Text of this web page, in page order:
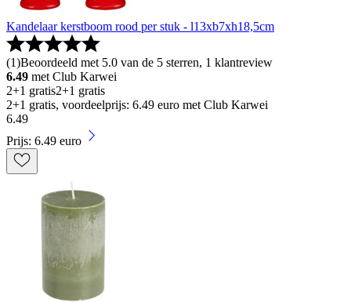
Kandelaar kerstboom rood per stuk - l13xb7xh18,5cm
(1)Beoordeeld met 5.0 van de 5 sterren, 1 klantreview
6.49 met Club Karwei
2+1 gratis2+1 gratis
2+1 gratis, voordeelprijs: 6.49 euro met Club Karwei
6.49
Prijs: 6.49 euro